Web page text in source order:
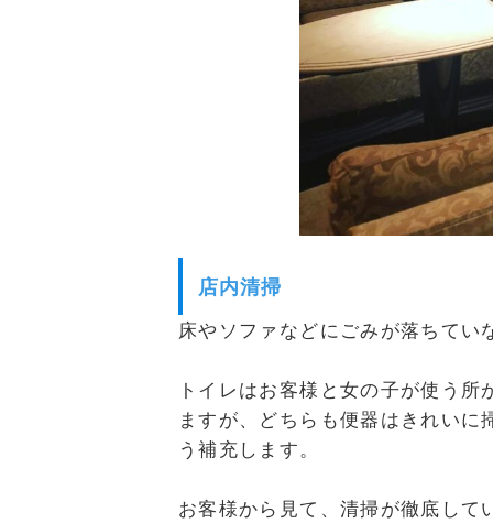
店内清掃
床やソファなどにごみが落ちて
トイレはお客様と女の子が使う
ますが、どちらも便器はきれい
う補充します。
お客様から見て、清掃が徹底し